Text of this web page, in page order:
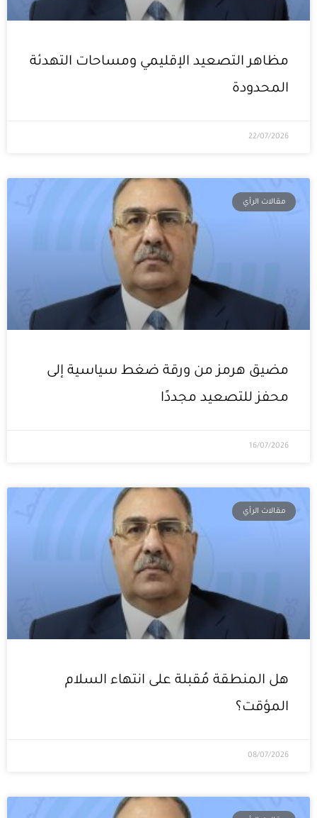
مظاهر التصعيد الإقليمي ومساحات التهدئة
المحدودة
22/07/2026
مقالات الرأي
مضيق هرمز من ورقة ضغط سياسية إلى
محفز للتصعيد مجددًا
16/07/2026
مقالات الرأي
هل المنطقة مُقبلة على انتهاء السلام
المؤقت؟
08/07/2026